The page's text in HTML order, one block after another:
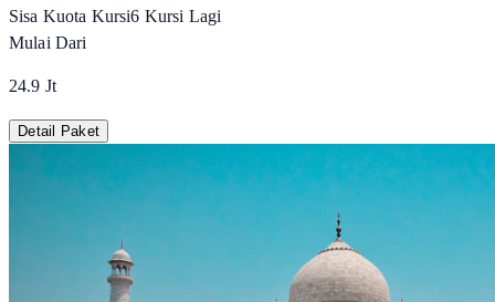
Sisa Kuota Kursi6 Kursi Lagi
Mulai Dari
24.9 Jt
Detail Paket